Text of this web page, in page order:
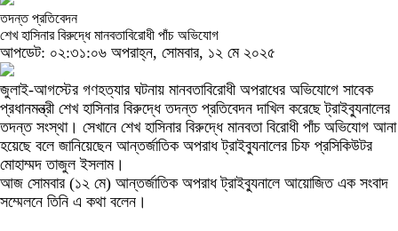
তদন্ত প্রতিবেদন
শেখ হাসিনার বিরুদ্ধে মানবতাবিরোধী পাঁচ অভিযোগ
আপডেট: ০২:৩১:০৬ অপরাহ্ন, সোমবার, ১২ মে ২০২৫
জুলাই-আগস্টের গণহত্যার ঘটনায় মানবতাবিরোধী অপরাধের অভিযোগে সাবেক
প্রধানমন্ত্রী শেখ হাসিনার বিরুদ্ধে তদন্ত প্রতিবেদন দাখিল করেছে ট্রাইব্যুনালের
তদন্ত সংস্থা। সেখানে শেখ হাসিনার বিরুদ্ধে মানবতা বিরোধী পাঁচ অভিযোগ আনা
হয়েছে বলে জানিয়েছেন আন্তর্জাতিক অপরাধ ট্রাইব্যুনালের চিফ প্রসিকিউটর
মোহাম্মদ তাজুল ইসলাম।
আজ সোমবার (১২ মে) আন্তর্জাতিক অপরাধ ট্রাইব্যুনালে আয়োজিত এক সংবাদ
সম্মেলনে তিনি এ কথা বলেন।